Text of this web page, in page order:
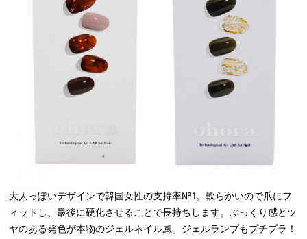
大人っぽいデザインで韓国女性の支持率№1。軟らかいので爪にフ
ィットし、最後に硬化させることで長持ちします。ぷっくり感とツ
ヤのある発色が本物のジェルネイル風。ジェルランプもプチプラ！